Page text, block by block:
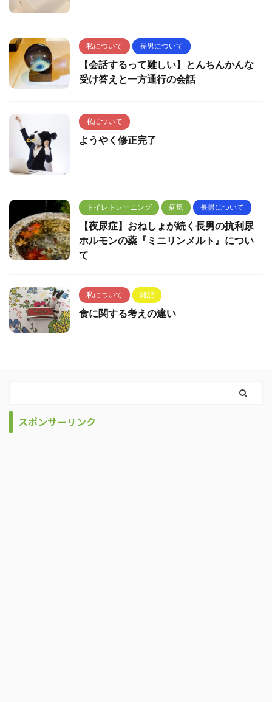
私について 長男について
【会話するって難しい】とんちんかんな
受け答えと一方通行の会話
私について
ようやく修正完了
トイレトレーニング 病気 長男について
【夜尿症】おねしょが続く長男の抗利尿
ホルモンの薬『ミニリンメルト』につい
て
私について 雑記
食に関する考えの違い
スポンサーリンク